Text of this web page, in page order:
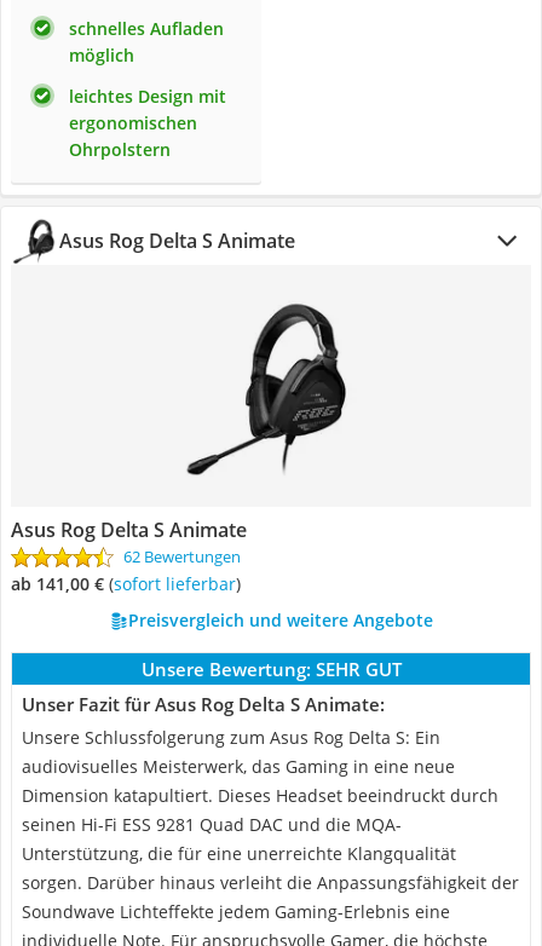
schnelles Aufladen
möglich
leichtes Design mit
ergonomischen
Ohrpolstern
Asus Rog Delta S Animate
Asus Rog Delta S Animate
62 Bewertungen
ab 141,00 € ( Sofort lieferbar)
Preisvergleich und weitere Angebote
Unsere Bewertung: SEHR GUT
Unser Fazit für Asus Rog Delta S Animate:
Unsere Schlussfolgerung zum Asus Rog Delta S: Ein
audiovisuelles Meisterwerk, das Gaming in eine neue
Dimension katapultiert. Dieses Headset beeindruckt durch
seinen Hi-Fi ESS 9281 Quad DAC und die MQA-
Unterstützung, die für eine unerreichte Klangqualität
sorgen. Darüber hinaus verleiht die Anpassungsfähigkeit der
Soundwave Lichteffekte jedem Gaming-Erlebnis eine
individuelle Note. Für anspruchsvolle Gamer, die höchste